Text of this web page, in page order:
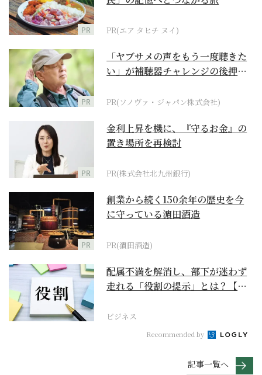
PR PR(エア タヒチ ヌイ)
PR
「ヤブサメの声をもう一度聴きた
い」が補聴器チャレンジの後押し
PR(ソノヴァ・ジャパン株式会社)
PR
金利上昇を機に、『守るお金』の
置き場所を再検討
PR(株式会社北九州銀行)
PR
創業から続く150余年の歴史を今
に守っている濵田酒造
PR(濵田酒造)
配属不満を解消し、部下が迷わず
走れる「役割の提示」とは？【ビ
ビジネス
Recommended by
記事一覧へ